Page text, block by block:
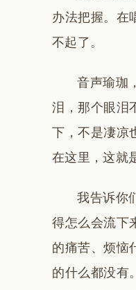
办法把握。在
不起了。
音声瑜珈
泪，那个眼泪
下，不是凄凉
在这里，这就
我告诉你
得怎么会流下
的痛苦、烦恼
的什么都没有